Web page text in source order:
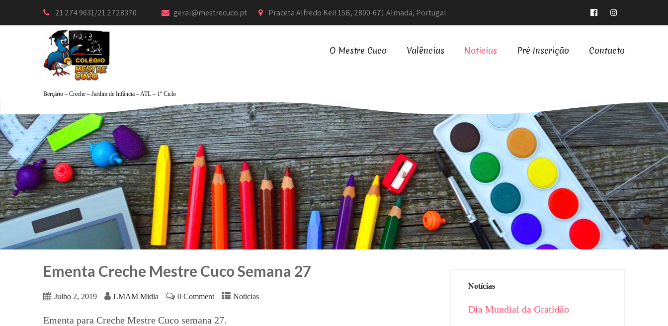
21 274 9631/21 2728370 geral@mestrecuco.pt Praceta Alfredo Keil 15B, 2800-671 Almada, Portugal
Berçário – Creche – Jardim de Infância – ATL – 1º Ciclo
O Mestre Cuco Valências Noticias Pré Inscrição Contacto
Ementa Creche Mestre Cuco Semana 27
Julho 2, 2019 LMAM Midia 0 Comment Noticias
Ementa para Creche Mestre Cuco semana 27.
Notícias
Dia Mundial da Gratidão